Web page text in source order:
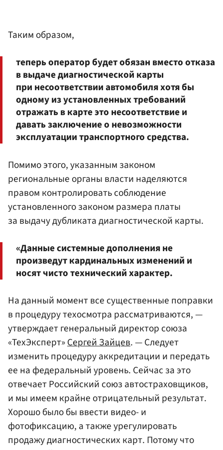
Таким образом,
теперь оператор будет обязан вместо отказа
в выдаче диагностической карты
при несоответствии автомобиля хотя бы
одному из установленных требований
отражать в карте это несоответствие и
давать заключение о невозможности
эксплуатации транспортного средства.
Помимо этого, указанным законом
региональные органы власти наделяются
правом контролировать соблюдение
установленного законом размера платы
за выдачу дубликата диагностической карты.
«Данные системные дополнения не
произведут кардинальных изменений и
носят чисто технический характер.
На данный момент все существенные поправки
в процедуру техосмотра рассматриваются, —
утверждает генеральный директор союза
«ТехЭксперт»Сергей Зайцев. — Следует
изменить процедуру аккредитации и передать
ее на федеральный уровень. Сейчас за это
отвечает Российский союз автостраховщиков,
и мы имеем крайне отрицательный результат.
Хорошо было бы ввести видео- и
фотофиксацию, а также урегулировать
продажу диагностических карт. Потому что